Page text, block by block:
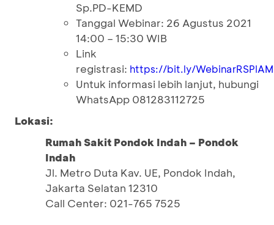
Sp.PD-KEMD
Tanggal Webinar: 26 Agustus 2021
14:00 – 15:30 WIB
Link
registrasi: https://bit.ly/
Untuk informasi lebih lanjut, hubungi
WhatsApp 081283112725
Lokasi:
Rumah Sakit Pondok Indah – Pondok
Indah
Jl. Metro Duta Kav. UE, Pondok Indah,
Jakarta Selatan 12310
Call Center: 021-765 7525